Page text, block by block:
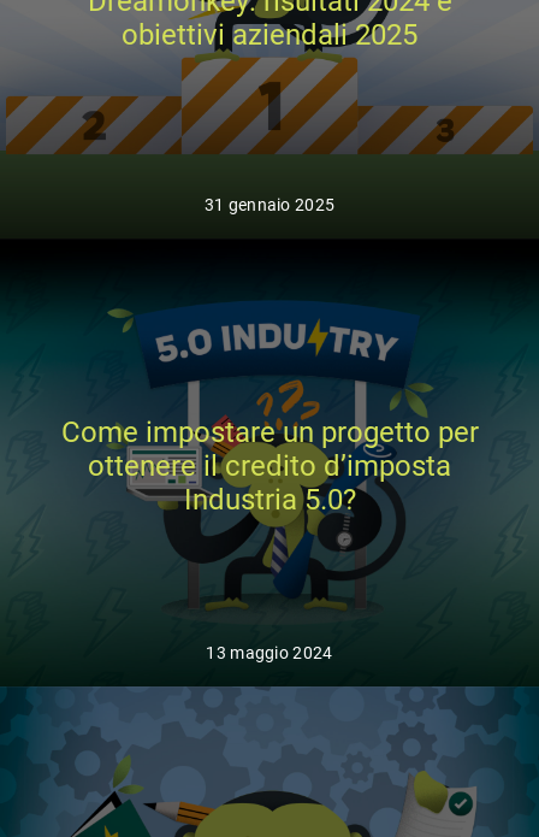
obiettivi aziendali 2025
31 gennaio 2025
Come impostare un progetto per
ottenere il credito d’imposta
Industria 5.0?
13 maggio 2024